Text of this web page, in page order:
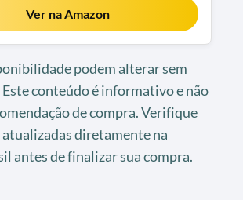
Ver na Amazon
podem alterar sem
conteúdo é informativo e não
de compra. Verifique
atualizadas diretamente na
antes de finalizar sua compra.